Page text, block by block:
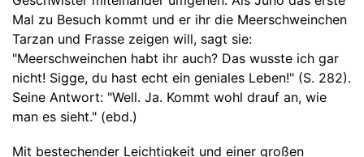
Mal zu Besuch kommt und er ihr die Meerschweinchen
Tarzan und Frasse zeigen will, sagt sie:
"Meerschweinchen habt ihr auch? Das wusste ich gar
nicht! Sigge, du hast echt ein geniales Leben!" (S. 282).
Seine Antwort: "Well. Ja. Kommt wohl drauf an, wie
man es sieht." (ebd.)
Mit bestechender Leichtigkeit und einer großen